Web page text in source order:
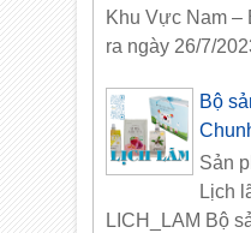
Khu Vực Nam –
ra ngày 26/7/
Bộ
Sản
Lịch
LICH_LAM Bộ